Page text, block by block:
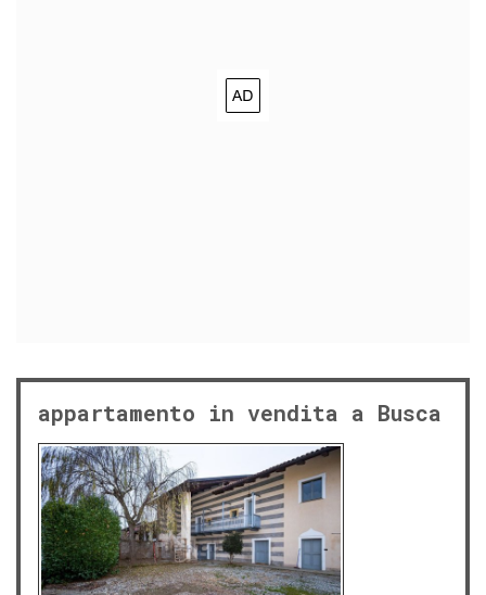
appartamento in vendita a Busca